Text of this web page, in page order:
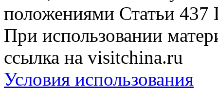
положениями Статьи 437
При использовании
ссылка на visitchina.ru
Условия использования